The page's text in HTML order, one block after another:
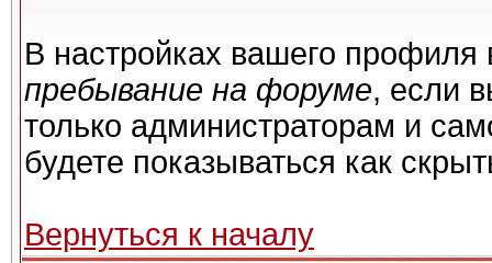
В настройках вашего
пребывание на форуме, если
только администраторам и
будете показываться как
Вернуться к началу